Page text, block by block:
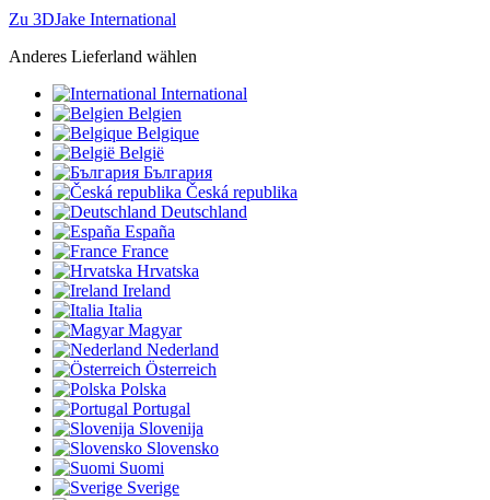
Zu 3DJake International
Anderes Lieferland wählen
International
Belgien
Belgique
België
България
Česká republika
Deutschland
España
France
Hrvatska
Ireland
Italia
Magyar
Nederland
Österreich
Polska
Portugal
Slovenija
Slovensko
Suomi
Sverige